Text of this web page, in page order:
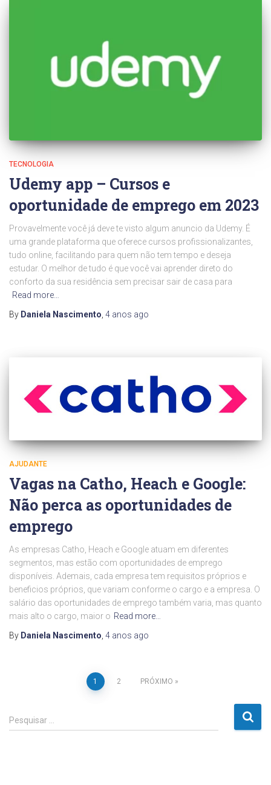
TECNOLOGIA
Udemy app – Cursos e
oportunidade de emprego em 2023
Provavelmente você já deve te visto algum anuncio da Udemy. É
uma grande plataforma que oferece cursos profissionalizantes,
tudo online, facilitando para quem não tem tempo e deseja
estudar. O melhor de tudo é que você vai aprender direto do
conforto da sua residência sem precisar sair de casa para
Read more…
By Daniela Nascimento 4 anos ago
AJUDANTE
Vagas na Catho, Heach e Google:
Não perca as oportunidades de
emprego
As empresas Catho, Heach e Google atuam em diferentes
segmentos, mas estão com oportunidades de emprego
disponíveis. Ademais, cada empresa tem requisitos próprios e
beneficios próprios, que variam conforme o cargo e a empresa. O
salário das oportunidades de emprego também varia, mas quanto
mais alto o cargo, maior o Read more…
By Daniela Nascimento 4 anos ago
Paginação
de
1 2 PRÓXIMO
P
e
Pesquisar …